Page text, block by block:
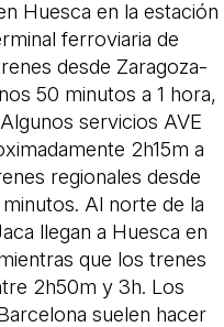
Huesca en la estación
ferroviaria de
desde Zaragoza-
50 minutos a 1 hora,
servicios AVE
2h15m a
regionales desde
Al norte de la
llegan a Huesca en
que los trenes
2h50m y 3h. Los
suelen hacer